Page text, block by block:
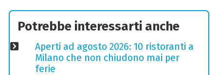
Potrebbe interessarti anche
Aperti ad agosto 2026: 10 ristoranti a
Milano che non chiudono mai per
ferie